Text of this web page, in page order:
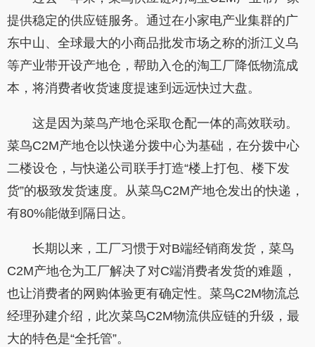
提供稳定的供应链服务。通过在小家电产业集群的广
东中山、全球最大的小商品批发市场之称的浙江义乌
等产业带开设产地仓，帮助入仓的淘工厂降低物流成
本，将消费者收货速度提速到远远快过大盘。
这是因为菜鸟产地仓采取仓配一体的高效联动。
菜鸟C2M产地仓以快递分拨中心为基础，在分拨中心
二楼设仓，与快递公司联手打造“楼上打包、楼下发
货”的极致发货速度。从菜鸟C2M产地仓发出的快递，
有80%能做到隔日达。
长期以来，工厂习惯于对B端经销商发货，菜鸟
C2M产地仓为工厂解决了对C端消费者发货的难题，
也让消费者的网购体验更有确定性。菜鸟C2M物流总
经理孙建介绍，此次菜鸟C2M物流供应链的升级，最
大的特色是“全托管”。